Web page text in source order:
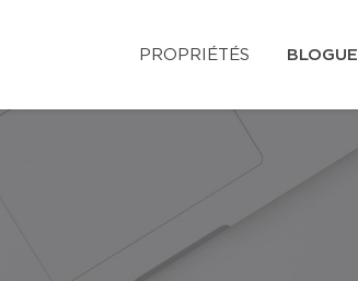
PROPRIÉTÉS BLOGUE